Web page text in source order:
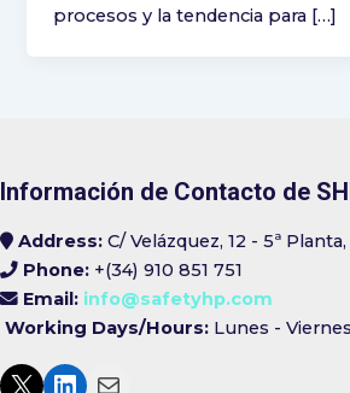
procesos y la tendencia para […]
Información de Contacto de
Address: C/ Velázquez, 12 - 5ª
Phone: +(34) 910 851 751
Email: info@safetyhp.com
Working Days/Hours: Lunes -